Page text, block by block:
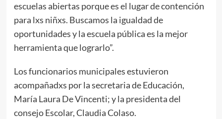
escuelas abiertas porque es el lugar de contención
para lxs niñxs. Buscamos la igualdad de
oportunidades y la escuela pública es la mejor
herramienta que lograrlo”.
Los funcionarios municipales estuvieron
acompañadxs por la secretaria de Educación,
María Laura De Vincenti; y la presidenta del
consejo Escolar, Claudia Colaso.